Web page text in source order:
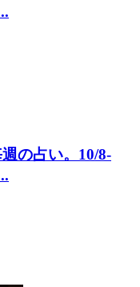
の占い。10/8-